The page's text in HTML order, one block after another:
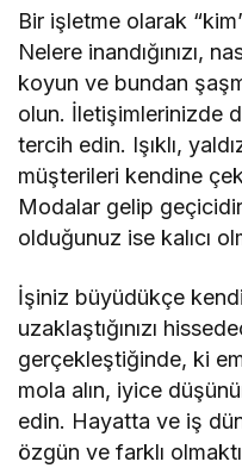
Bir işletme olarak
Nelere inandığınızı,
koyun ve bundan
olun. İletişimlerinizde
tercih edin. Işıklı,
müşterileri kendine
Modalar gelip
olduğunuz ise kalıcı
İşiniz büyüdükçe
uzaklaştığınızı
gerçekleştiğinde, ki
mola alın, iyice
edin. Hayatta ve iş
özgün ve farklı